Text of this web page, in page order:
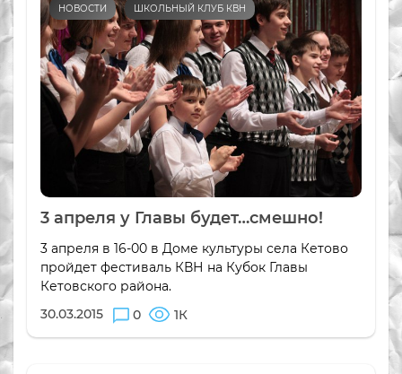
НОВОСТИ ШКОЛЬНЫЙ КЛУБ КВН
3 апреля у Главы будет…смешно!
3 апреля в 16-00 в Доме культуры села Кетово
пройдет фестиваль КВН на Кубок Главы
Кетовского района.
30.03.2015
0 1К